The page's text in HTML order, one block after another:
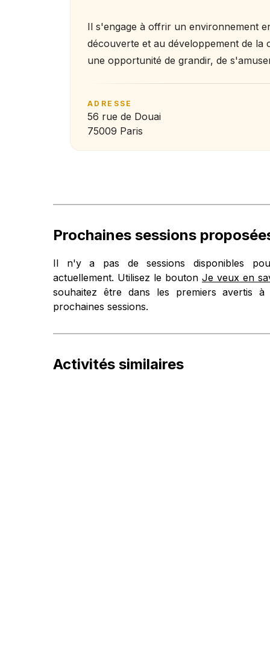
Il s'engage à offrir un environnement
découverte et au développement de la
une opportunité de grandir, de
ADRESSE
56 rue de Douai
75009 Paris
Prochaines sessions
Il n'y a pas de sessions disponibles
actuellement. Utilisez le bouton Je veux en
souhaitez être dans les premiers avertis
prochaines sessions.
Activités similaires